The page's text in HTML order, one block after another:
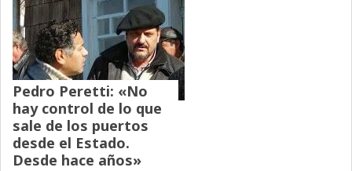
Pedro Peretti: «No
hay control de lo que
sale de los puertos
desde el Estado.
Desde hace años»